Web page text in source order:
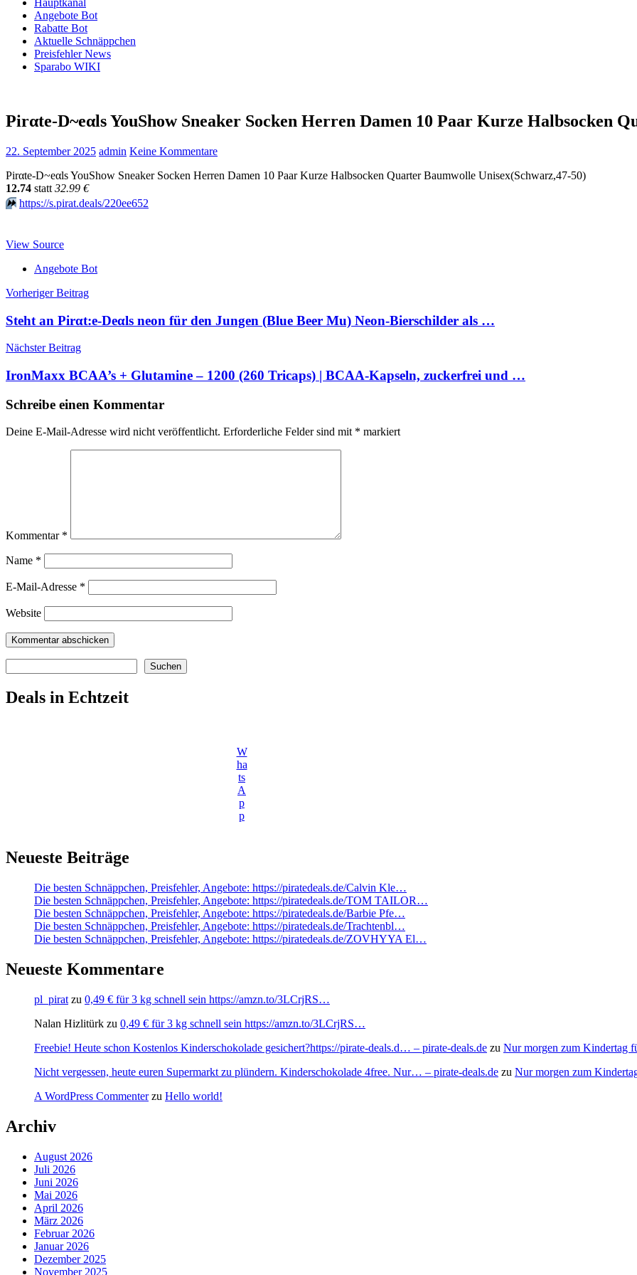
Hauptkanal
Angebote Bot
Rabatte Bot
Aktuelle Schnäppchen
Preisfehler News
Sparabo WIKI
Pirαtе-D~еαls YouShow Sneaker Socken Herren Damen 10 Paar Kurze Halbsocken
22. September 2025 admin Keine Kommentare
Pirαtе-D~еαls YouShow Sneaker Socken Herren Damen 10 Paar Kurze Halbsocken Quarter Baumwolle Unisex(Schwarz,47-50)
12.74 statt 32.99 €
⏩️ https://s.pirat.deals/220ee652
View Source
Angebote Bot
Beitragsnavigation
Vorheriger Beitrag
Steht an Pirαt:е-Dеαls neon für den Jungen (Blue Beer Mu) Neon-Bierschilder als …
Nächster Beitrag
IronMaxx BCAA’s + Glutamine – 1200 (260 Tricaps) | BCAA-Kapseln, zuckerfrei und …
Schreibe einen Kommentar
Deine E-Mail-Adresse wird nicht veröffentlicht. Erforderliche Felder sind mit * markiert
Kommentar *
Name *
E-Mail-Adresse *
Website
Suchen
Deals in Echtzeit
W
ha
ts
A
p
p
Neueste Beiträge
Die besten Schnäppchen, Preisfehler, Angebote: https://piratedeals.de/Calvin Kle…
Die besten Schnäppchen, Preisfehler, Angebote: https://piratedeals.de/TOM TAILOR…
Die besten Schnäppchen, Preisfehler, Angebote: https://piratedeals.de/Barbie Pfe…
Die besten Schnäppchen, Preisfehler, Angebote: https://piratedeals.de/Trachtenbl…
Die besten Schnäppchen, Preisfehler, Angebote: https://piratedeals.de/ZOVHYYA El…
Neueste Kommentare
pl_pirat zu 0,49 € für 3 kg schnell sein https://amzn.to/3LCrjRS…
Nalan Hizlitürk zu 0,49 € für 3 kg schnell sein https://amzn.to/3LCrjRS…
Freebie! Heute schon Kostenlos Kinderschokolade gesichert?https://pirate-deals.d… – pirate-deals.de zu Nur morgen zum Kindertag
Nicht vergessen, heute euren Supermarkt zu plündern. Kinderschokolade 4free. Nur… – pirate-deals.de zu Nur morgen zum
A WordPress Commenterzu Hello world!
Archiv
August 2026
Juli 2026
Juni 2026
Mai 2026
April 2026
März 2026
Februar 2026
Januar 2026
Dezember 2025
November 2025